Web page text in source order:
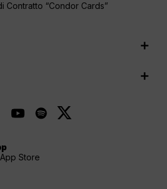
Contratto “Condor Cards”
Store